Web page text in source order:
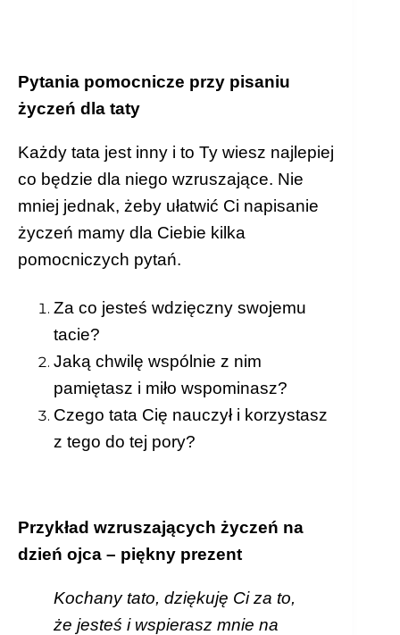
Pytania pomocnicze przy pisaniu
życzeń dla taty
Każdy tata jest inny i to Ty wiesz najlepiej
co będzie dla niego wzruszające. Nie
mniej jednak, żeby ułatwić Ci napisanie
życzeń mamy dla Ciebie kilka
pomocniczych pytań.
Za co jesteś wdzięczny swojemu
tacie?
Jaką chwilę wspólnie z nim
pamiętasz i miło wspominasz?
Czego tata Cię nauczył i korzystasz
z tego do tej pory?
Przykład wzruszających życzeń na
dzień ojca – piękny prezent
Kochany tato, dziękuję Ci za to,
że jesteś i wspierasz mnie na